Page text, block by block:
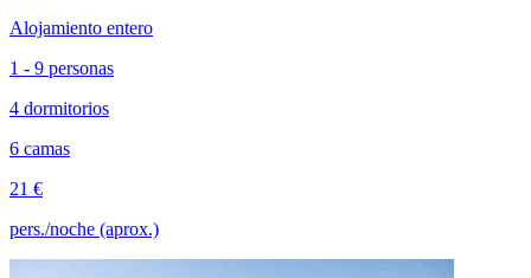
Alojamiento entero
1 - 9 personas
4 dormitorios
6 camas
21 €
pers./noche (aprox.)